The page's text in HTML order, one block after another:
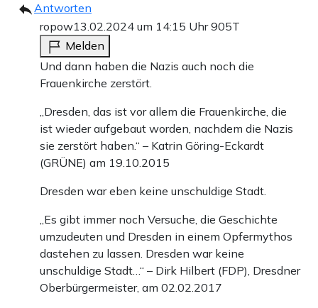
Antworten
ropow13.02.2024 um 14:15 Uhr905T
Melden
Und dann haben die Nazis auch noch die
Frauenkirche zerstört.
„Dresden, das ist vor allem die Frauenkirche, die
ist wieder aufgebaut worden, nachdem die Nazis
sie zerstört haben.“ – Katrin Göring-Eckardt
(GRÜNE) am 19.10.2015
Dresden war eben keine unschuldige Stadt.
„Es gibt immer noch Versuche, die Geschichte
umzudeuten und Dresden in einem Opfermythos
dastehen zu lassen. Dresden war keine
unschuldige Stadt…“ – Dirk Hilbert (FDP), Dresdner
Oberbürgermeister, am 02.02.2017